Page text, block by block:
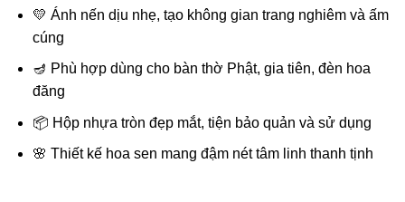
💛 Ánh nến dịu nhẹ, tạo không gian trang nghiêm và ấm
cúng
🪔 Phù hợp dùng cho bàn thờ Phật, gia tiên, đèn hoa
đăng
📦 Hộp nhựa tròn đẹp mắt, tiện bảo quản và sử dụng
🌸 Thiết kế hoa sen mang đậm nét tâm linh thanh tịnh